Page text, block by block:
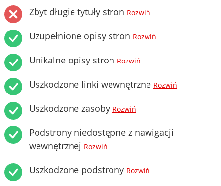
Zbyt długie tytuły stron Rozwiń
Uzupełnione opisy stron Rozwiń
Unikalne opisy stron Rozwiń
Uszkodzone linki wewnętrzne Rozwiń
Uszkodzone zasoby Rozwiń
Podstrony niedostępne z nawigacji
wewnętrznej Rozwiń
Uszkodzone podstrony Rozwiń